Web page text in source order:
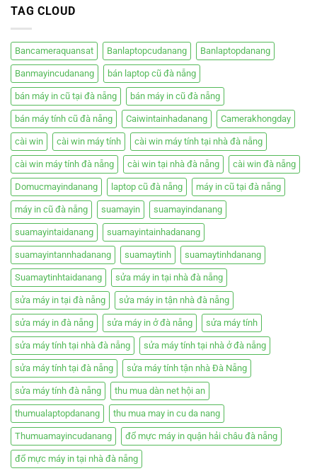
TAG CLOUD
Bancameraquansat Banlaptopcudanang Banlaptopdanang
Banmayincudanang bán laptop cũ đà nẵng
bán máy in cũ tại đà nẵng bán máy in cũ đà nẵng
bán máy tính cũ đà nẵng Caiwintainhadanang Camerakhongday
cài win cài win máy tính cài win máy tính tại nhà đà nẵng
cài win máy tính đà nẵng cài win tại nhà đà nẵng cài win đà nẵng
Domucmayindanang laptop cũ đà nẵng máy in cũ tại đà nẵng
máy in cũ đà nẵng suamayin suamayindanang
suamayintaidanang suamayintainhadanang
suamayintannhadanang suamaytinh suamaytinhdanang
Suamaytinhtaidanang sửa máy in tại nhà đà nẵng
sửa máy in tại đà nẵng sửa máy in tận nhà đà nẵng
sửa máy in đà nẵng sửa máy in ở đà nẵng sửa máy tính
sửa máy tính tại nhà đà nẵng sửa máy tính tại nhà ở đà nẵng
sửa máy tính tại đà nẵng sửa máy tính tận nhà Đà Nẵng
sửa máy tính đà nẵng thu mua dàn net hội an
thumualaptopdanang thu mua may in cu da nang
Thumuamayincudanang đổ mực máy in quận hải châu đà nẵng
đổ mực máy in tại nhà đà nẵng